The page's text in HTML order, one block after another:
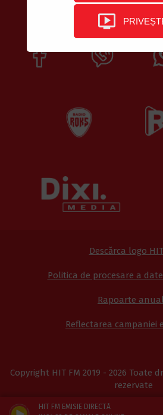
HIT FM EMISIE DIRECTĂ
Copyright HIT FM 2019 - 2026
rezervate
Descărca logo
Politica de procesare a
Rapoarte
Reflectarea campaniei